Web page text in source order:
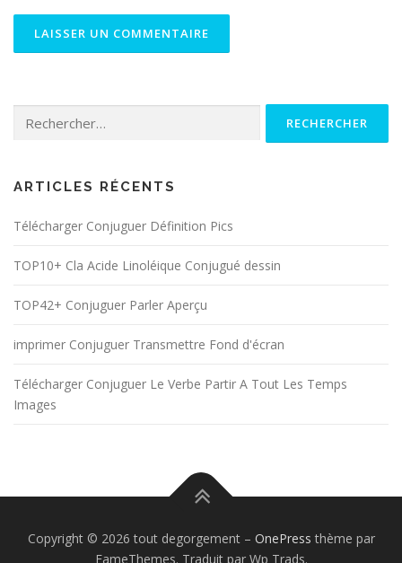
ARTICLES RÉCENTS
Télécharger Conjuguer Définition Pics
TOP10+ Cla Acide Linoléique Conjugué dessin
TOP42+ Conjuguer Parler Aperçu
imprimer Conjuguer Transmettre Fond d'écran
Télécharger Conjuguer Le Verbe Partir A Tout Les Temps
Images
Copyright © 2026 tout degorgement – OnePress thème par
FameThemes. Traduit par Wp Trads.